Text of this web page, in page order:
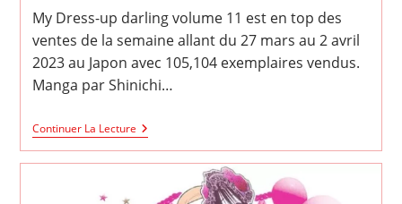
la
publication :
la
publication :
My Dress-up darling volume 11 est en top des
ventes de la semaine allant du 27 mars au 2 avril
2023 au Japon avec 105,104 exemplaires vendus.
Manga par Shinichi…
Continuer La LectureMy
Dress-
Up